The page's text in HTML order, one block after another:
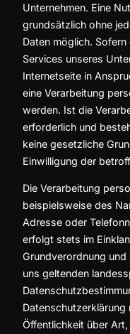
Unternehmen. Eine
grundsätzlich ohne
Daten möglich.
Services unseres
Internetseite in
eine Verarbeitung
werden. Ist die
erforderlich und
keine gesetzliche
Einwilligung der
Die Verarbeitung
beispielsweise des
Adresse oder
erfolgt stets im
Grundverordnung
uns geltenden
Datenschutzerklärung
Öffentlichkeit über